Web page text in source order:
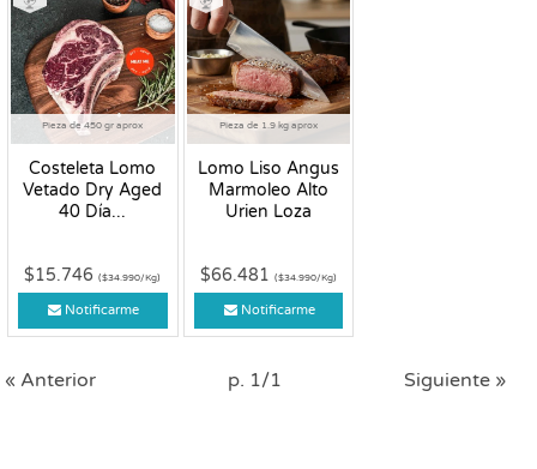
Pieza de 450 gr aprox
Costeleta Lomo
Vetado Dry Aged
40 Día...
$15.746($34.990/Kg)
Notificarme
Pieza de 1.9 kg aprox
Lomo Liso Angus
Marmoleo Alto
Urien Loza
$66.481 ($34.990/Kg)
Notificarme
« Anterior p. 1/1 Siguiente »